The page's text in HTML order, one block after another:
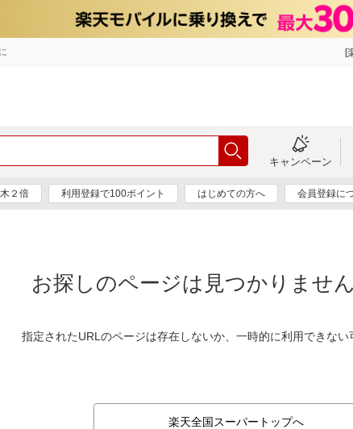
[
キャンペーン
２倍 利用登録で100ポイント はじめての方へ 会員登録に
お探しのページは見つかりません
指定されたURLのページは存在しないか、一時的に利用できない
楽天全国スーパートップへ